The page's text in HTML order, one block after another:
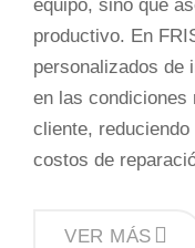
equipo, sino que
productivo. En
personalizados de
en las condiciones
cliente,
costos de
VER MÁS